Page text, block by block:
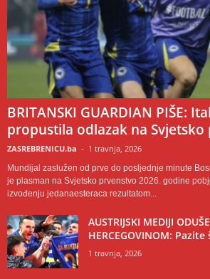
BRITANSKI GUARDIAN PIŠE:
propustila odlazak na Svjetsko
ZASREBRENICU.ba - 1 travnja, 2026
Mundijal zaslužen od prve do posljednje minute
je plasman na Svjetsko prvenstvo 2026. godine
izvođenju jedanaesteraca rezultatom...
AUSTRIJSKI MEDIJI
HERCEGOVINOM:
1 travnja, 2026